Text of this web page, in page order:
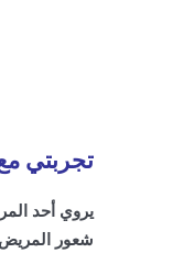
تجربتي
يروي أحد
شعور